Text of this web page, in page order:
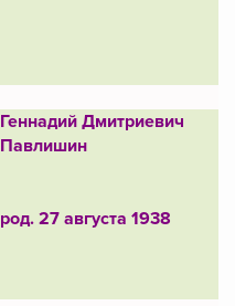
Геннадий Дмитриевич
Павлишин
род. 27 августа 1938